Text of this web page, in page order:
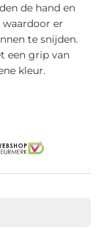
de hand en
er
te snijden.
een grip van
kleur.